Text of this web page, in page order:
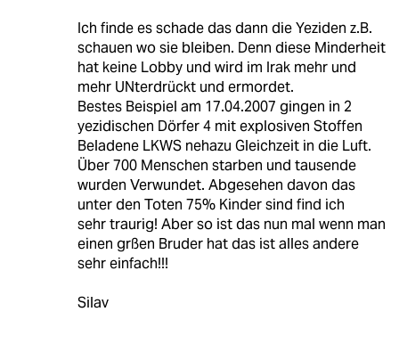
Ich finde es schade das dann die Yeziden z.B.
schauen wo sie bleiben. Denn diese Minderheit
hat keine Lobby und wird im Irak mehr und
mehr UNterdrückt und ermordet.
Bestes Beispiel am 17.04.2007 gingen in 2
yezidischen Dörfer 4 mit explosiven Stoffen
Beladene LKWS nehazu Gleichzeit in die Luft.
Über 700 Menschen starben und tausende
wurden Verwundet. Abgesehen davon das
unter den Toten 75% Kinder sind find ich
sehr traurig! Aber so ist das nun mal wenn man
einen grßen Bruder hat das ist alles andere
sehr einfach!!!
Silav